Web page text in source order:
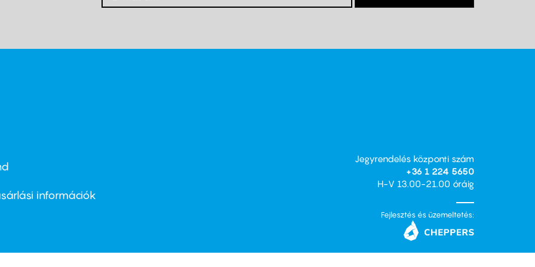
információk
Jegyrendelés központi szám
+36 1 224 5650
H-V 13.00-21.00 óráig
Fejlesztés és üzemeltetés: